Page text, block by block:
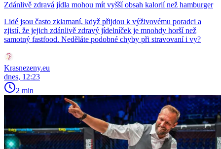
Zdánlivě zdravá jídla mohou mít vyšší obsah kalorií než hamburger
Lidé jsou často zklamaní, když přijdou k výživovému poradci a
zjistí, že jejich zdánlivě zdravý jídelníček je mnohdy horší než
samotný fastfood. Neděláte podobné chyby při stravovaní i vy?
Krasnezeny.eu
dnes, 12:23
2 min